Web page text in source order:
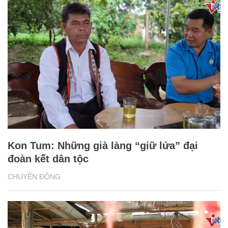
CHUYỂN ĐỘNG
Kon Tum: Những già làng “giữ lửa” đại
đoàn kết dân tộc